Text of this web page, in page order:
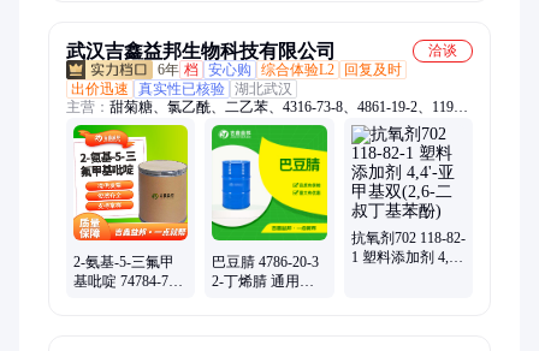
武汉吉鑫益邦生物科技有限公司
洽谈
6年 档 安心购 综合体验L2
回复及时
出价迅速
真实性已核验 湖北武汉
主营： 甜菊糖、氯乙酰、二乙苯、4316-73-8、4861-19-2、1192-
62-7、7783-40-6、8002-74-2、7782-61-8、2842-44-6、聚醚f68、
1310-58-3、酞菁绿、阻燃剂、二戊烯、单甲醚、硫酸锂、大理
石、羊脂酸、磷酸氢、龙脑油、聚甘油、二聚酸、戊二醇、磺化
2-氨基-5-三氟甲
基吡啶 74784-70-6
巴豆腈 4786-20-3
2-丁烯腈 通用试
抗氧剂702 118-82-
1 塑料添加剂 4,4'-